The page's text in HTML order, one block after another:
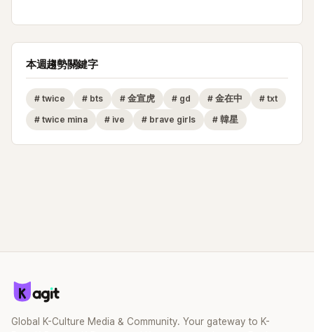
本週趨勢關鍵字
# twice # bts # 金宣虎 # gd # 金在中 # txt
# twice mina # ive # brave girls # 韓星
Global K-Culture Media & Community. Your gateway to K-